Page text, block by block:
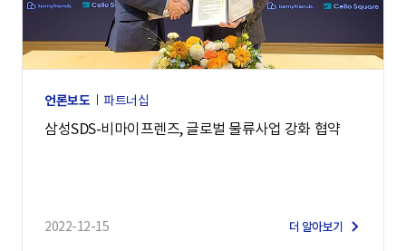
언론보도 파트너십
삼성SDS-비마이프렌즈, 글로벌 물류사업 강화 협약
2022-12-15 더 알아보기